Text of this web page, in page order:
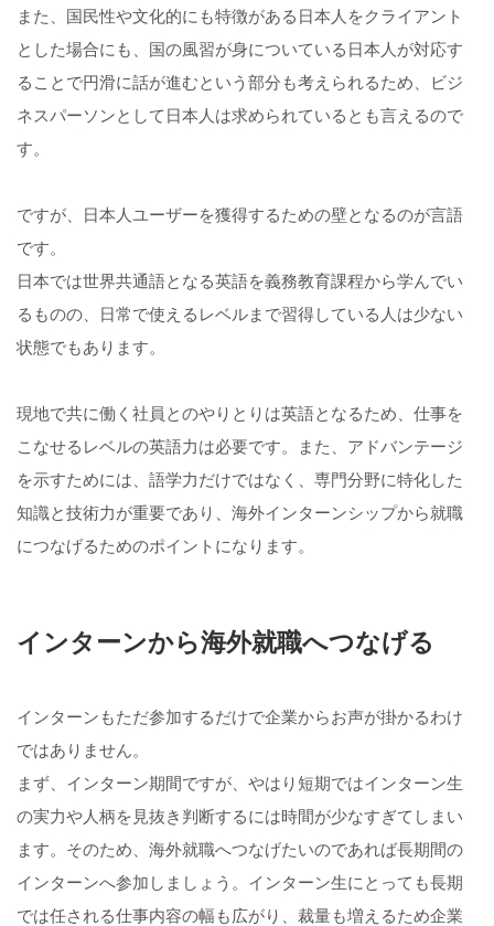
また、国民性や文化的にも特徴がある日本人をクライアント
とした場合にも、国の風習が身についている日本人が対応す
ることで円滑に話が進むという部分も考えられるため、ビジ
ネスパーソンとして日本人は求められているとも言えるので
す。
ですが、日本人ユーザーを獲得するための壁となるのが言語
です。
日本では世界共通語となる英語を義務教育課程から学んでい
るものの、日常で使えるレベルまで習得している人は少ない
状態でもあります。
現地で共に働く社員とのやりとりは英語となるため、仕事を
こなせるレベルの英語力は必要です。また、アドバンテージ
を示すためには、語学力だけではなく、専門分野に特化した
知識と技術力が重要であり、海外インターンシップから就職
につなげるためのポイントになります。
インターンから海外就職へつなげる
インターンもただ参加するだけで企業からお声が掛かるわけ
ではありません。
まず、インターン期間ですが、やはり短期ではインターン生
の実力や人柄を見抜き判断するには時間が少なすぎてしまい
ます。そのため、海外就職へつなげたいのであれば長期間の
インターンへ参加しましょう。インターン生にとっても長期
では任される仕事内容の幅も広がり、裁量も増えるため企業